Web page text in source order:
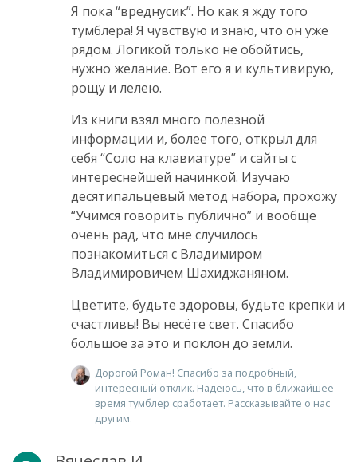
Я пока “вреднусик”. Но как я жду того
тумблера! Я чувствую и знаю, что он уже
рядом. Логикой только не обойтись,
нужно желание. Вот его я и культивирую,
рощу и лелею.
Из книги взял много полезной
информации и, более того, открыл для
себя “Соло на клавиатуре” и сайты с
интереснейшей начинкой. Изучаю
десятипальцевый метод набора, прохожу
“Учимся говорить публично” и вообще
очень рад, что мне случилось
познакомиться с Владимиром
Владимировичем Шахиджаняном.
Цветите, будьте здоровы, будьте крепки и
счастливы! Вы несёте свет. Спасибо
большое за это и поклон до земли.
Дорогой Роман! Спасибо за подробный,
интересный отклик. Надеюсь, что в ближайшее
время тумблер сработает. Рассказывайте о нас
другим.